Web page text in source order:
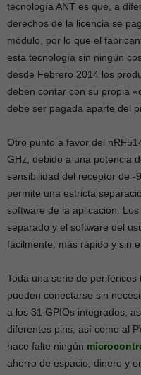
tecnología ANT es que, a
derechos de la licencia se
módulo, por lo que el
esta tecnología sin ningún
desde Febrero 2014 los
deben contar con su propia
debe ser pagada aparte del
Otro punto a favor del
GHz, debido a una potencia
sensibilidad del receptor de -
permite una estricta
software de la aplicación.
separado y el software del
fácilmente, más rápido y sin
Toda una serie de
pueden conectarse sin
a los 31 GPIOs integrados,
diferentes pins, así como al
hace falte ningún
ahorro de espacio, dinero y